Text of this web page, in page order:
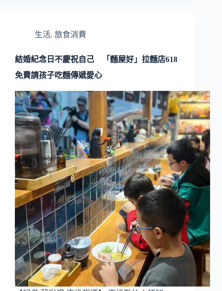
生活, 旅食消費
結婚紀念日不慶祝自己 「麵屋好」拉麵店618
免費請孩子吃麵傳遞愛心